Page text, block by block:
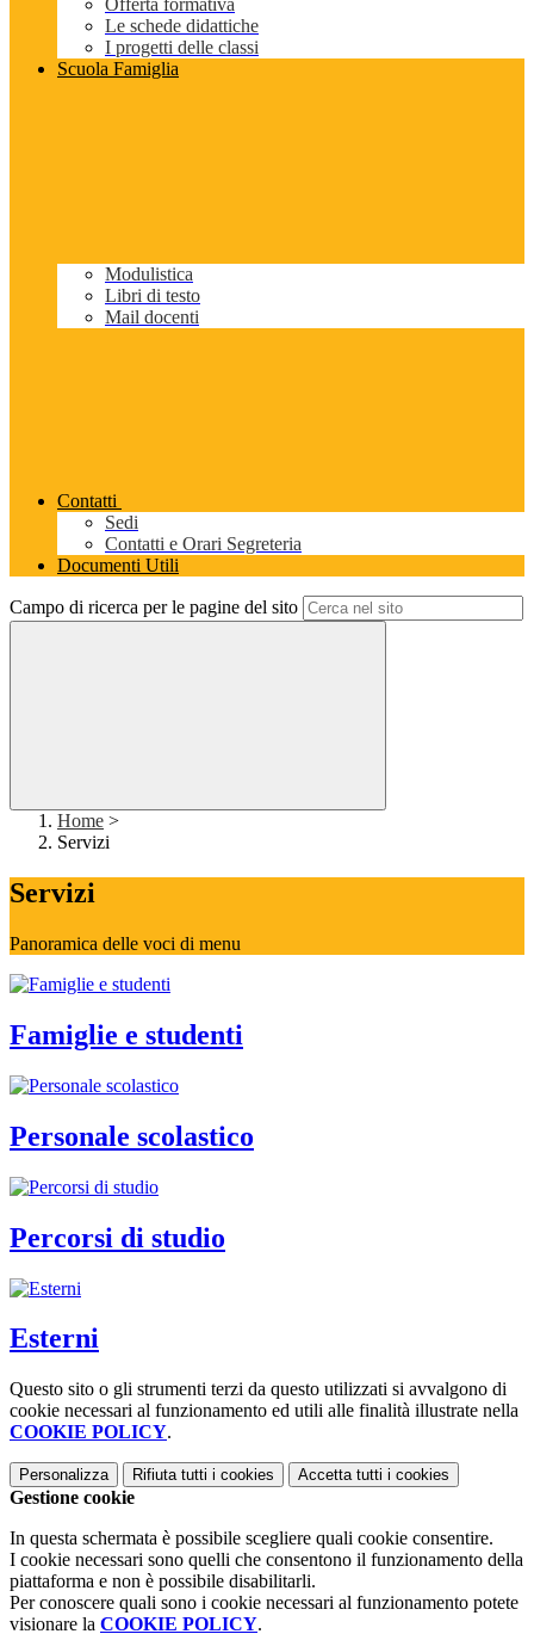
Offerta formativa
Le schede didattiche
I progetti delle classi
Scuola Famiglia
Modulistica
Libri di testo
Mail docenti
Contatti
Sedi
Contatti e Orari Segreteria
Documenti Utili
Campo di ricerca per le pagine del sito
Home >
Servizi
Servizi
Panoramica delle voci di menu
Famiglie e studenti
Personale scolastico
Percorsi di studio
Esterni
Questo sito o gli strumenti terzi da questo utilizzati si avvalgono di
cookie necessari al funzionamento ed utili alle finalità illustrate nella
COOKIE POLICY.
Personalizza Rifiuta tutti i cookies Accetta tutti i cookies
Gestione cookie
In questa schermata è possibile scegliere quali cookie consentire.
I cookie necessari sono quelli che consentono il funzionamento della
piattaforma e non è possibile disabilitarli.
Per conoscere quali sono i cookie necessari al funzionamento potete
visionare la COOKIE POLICY.